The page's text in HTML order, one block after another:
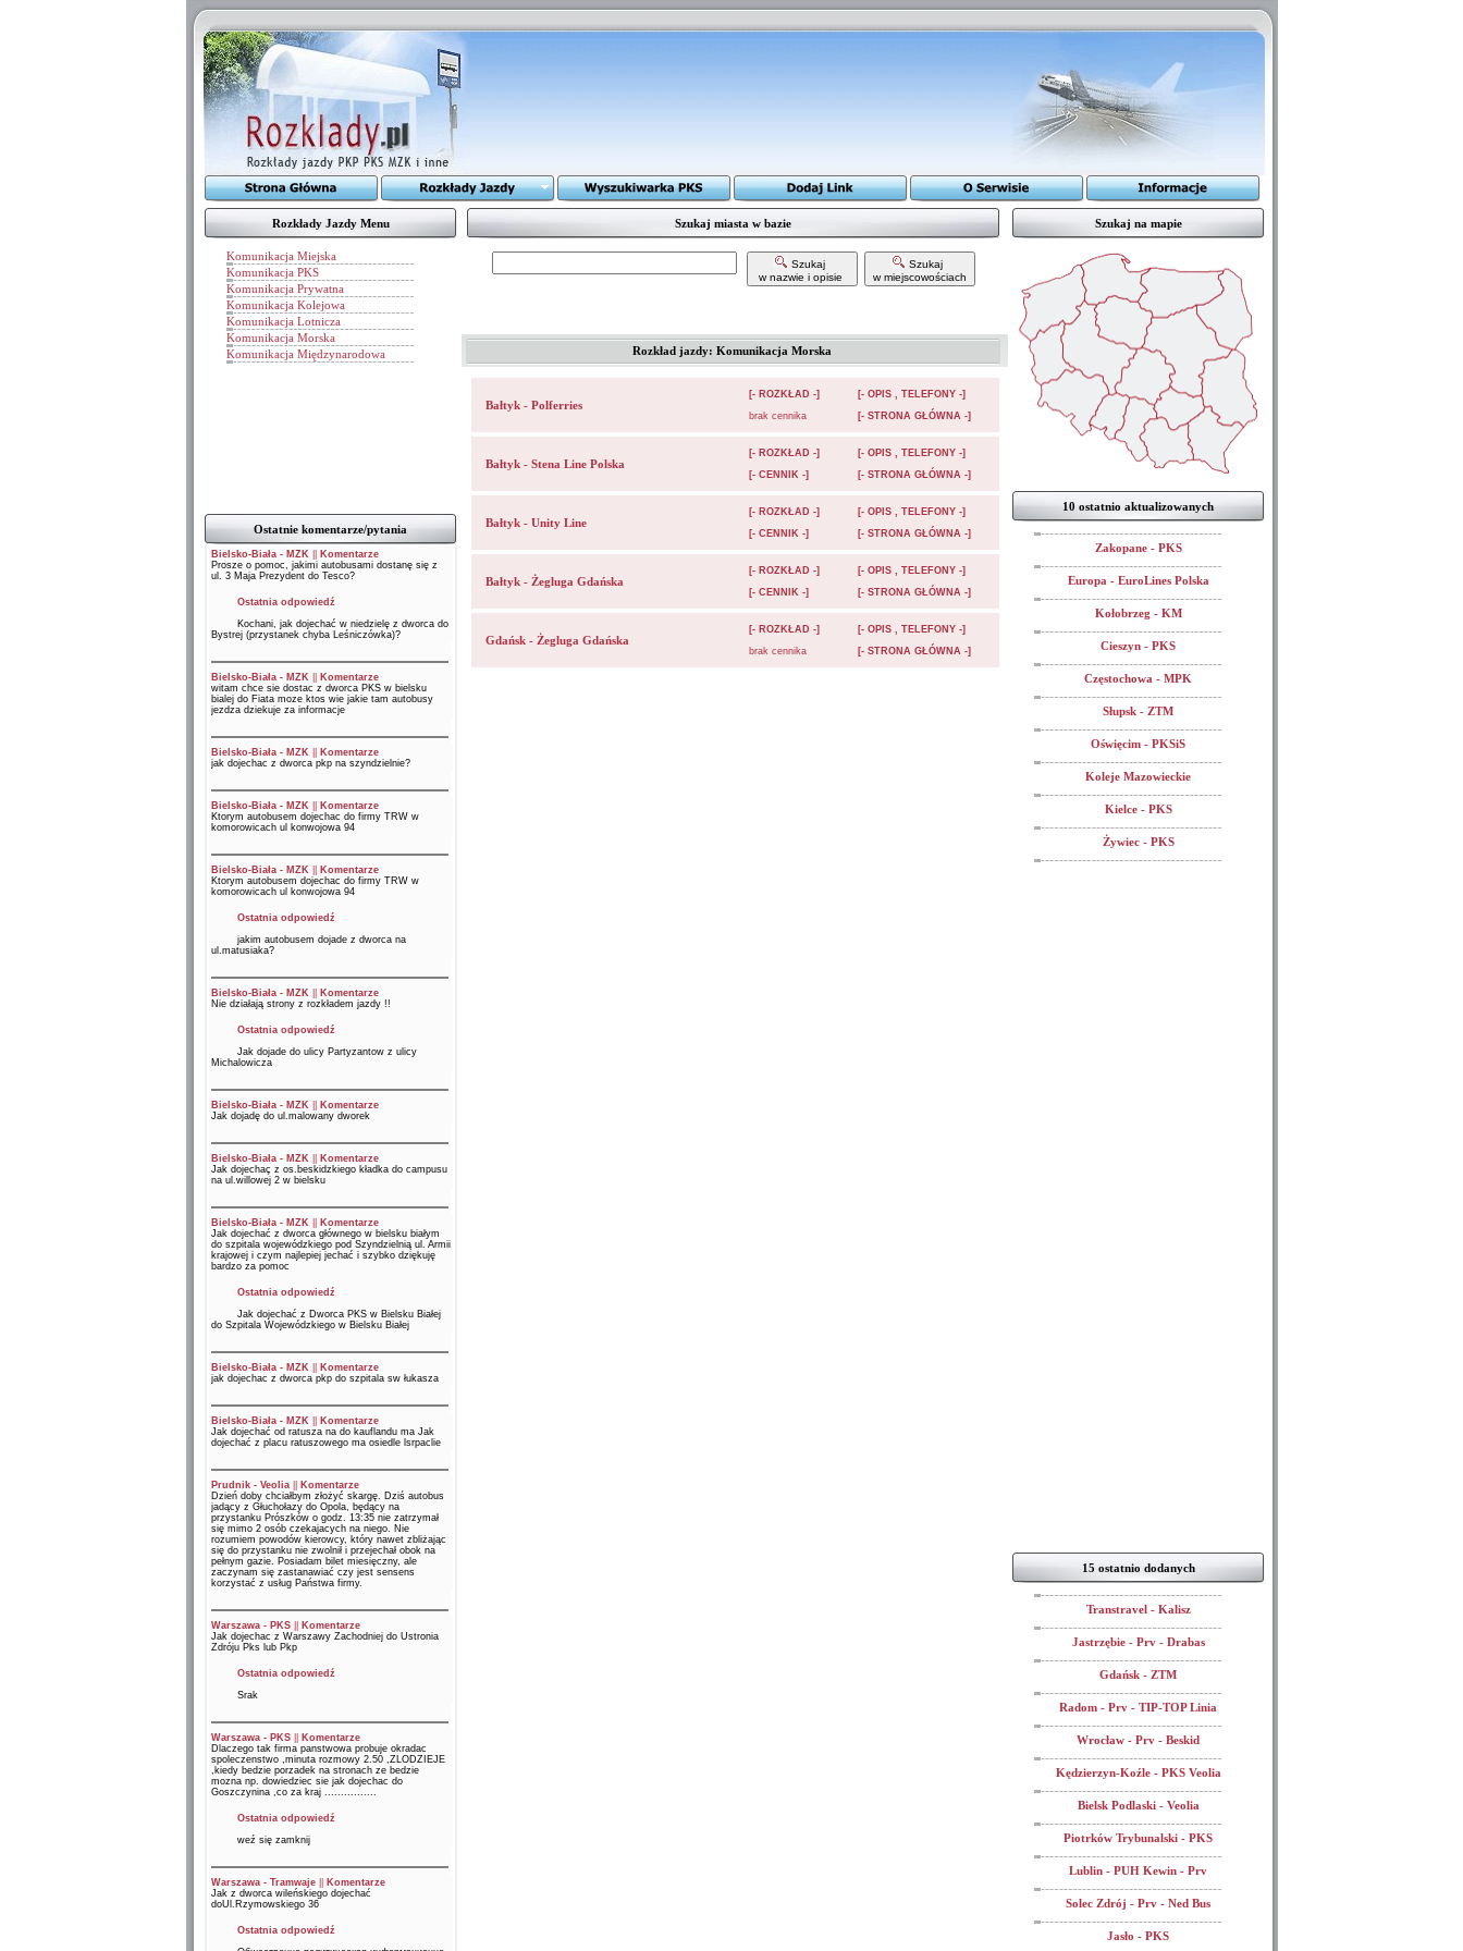
Rozkłady Jazdy Menu
Komunikacja Miejska
Komunikacja PKS
Komunikacja Prywatna
Komunikacja Kolejowa
Komunikacja Lotnicza
Komunikacja Morska
Komunikacja Międzynarodowa
Ostatnie komentarze/pytania
Bielsko-Biała - MZK||
Komentarze
Prosze o pomoc, jakimi autobusami dostanę się z
ul. 3 Maja Prezydent do Tesco?
Ostatnia odpowiedź
Kochani, jak dojechać w niedzielę z dworca do
Bystrej (przystanek chyba Leśniczówka)?
Bielsko-Biała - MZK||
Komentarze
witam chce sie dostac z dworca PKS w bielsku
bialej do Fiata moze ktos wie jakie tam autobusy
jezdza dziekuje za informacje
Bielsko-Biała - MZK||
Komentarze
jak dojechac z dworca pkp na szyndzielnie?
Bielsko-Biała - MZK||
Komentarze
Ktorym autobusem dojechac do firmy TRW w
komorowicach ul konwojowa 94
Bielsko-Biała - MZK||
Komentarze
Ktorym autobusem dojechac do firmy TRW w
komorowicach ul konwojowa 94
Ostatnia odpowiedź
jakim autobusem dojade z dworca na
ul.matusiaka?
Bielsko-Biała - MZK||
Komentarze
Nie działają strony z rozkładem jazdy !!
Ostatnia odpowiedź
Jak dojade do ulicy Partyzantow z ulicy
Michalowicza
Bielsko-Biała - MZK||
Komentarze
Jak dojadę do ul.malowany dworek
Bielsko-Biała - MZK||
Komentarze
Jak dojechaç z os.beskidzkiego kładka do campusu
na ul.willowej 2 w bielsku
Bielsko-Biała - MZK||
Komentarze
Jak dojechać z dworca głównego w bielsku białym
do szpitala wojewódzkiego pod Szyndzielnią ul. Armii
krajowej i czym najlepiej jechać i szybko dziękuję
bardzo za pomoc
Ostatnia odpowiedź
Jak dojechać z Dworca PKS w Bielsku Białej
do Szpitala Wojewódzkiego w Bielsku Białej
Bielsko-Biała - MZK||
Komentarze
jak dojechac z dworca pkp do szpitala sw łukasza
Bielsko-Biała - MZK||
Komentarze
Jak dojechać od ratusza na do kauflandu ma Jak
dojechać z placu ratuszowego ma osiedle lsrpaclie
Prudnik - Veolia||
Komentarze
Dzień doby chciałbym złożyć skargę. Dziś autobus
jadący z Głuchołazy do Opola, będący na
przystanku Prószków o godz. 13:35 nie zatrzymał
się mimo 2 osób czekajacych na niego. Nie
rozumiem powodów kierowcy, który nawet zbliżając
się do przystanku nie zwolnił i przejechał obok na
pełnym gazie. Posiadam bilet miesięczny, ale
zaczynam się zastanawiać czy jest sensens
korzystać z usług Państwa firmy.
Warszawa - PKS||
Komentarze
Jak dojechac z Warszawy Zachodniej do Ustronia
Zdróju Pks lub Pkp
Ostatnia odpowiedź
Srak
Warszawa - PKS||
Komentarze
Dlaczego tak firma panstwowa probuje okradac
spoleczenstwo ,minuta rozmowy 2.50 ,ZLODZIEJE
,kiedy bedzie porzadek na stronach ze bedzie
mozna np. dowiedziec sie jak dojechac do
Goszczynina ,co za kraj ................
Ostatnia odpowiedź
weź się zamknij
Warszawa - Tramwaje||
Komentarze
Jak z dworca wileńskiego dojechać
doUl.Rzymowskiego 36
Ostatnia odpowiedź
Szukaj miasta w bazie
Szukaj
w nazwie i opisie
Szukaj
w miejscowościach
Rozkład jazdy: Komunikacja Morska
Bałtyk - Polferries
[- ROZKŁAD -]
brak cennika
[- OPIS , TELEFONY -]
[- STRONA GŁÓWNA -]
Bałtyk - Stena Line Polska
[- ROZKŁAD -]
[- CENNIK -]
[- OPIS , TELEFONY -]
[- STRONA GŁÓWNA -]
Bałtyk - Unity Line
[- ROZKŁAD -]
[- CENNIK -]
[- OPIS , TELEFONY -]
[- STRONA GŁÓWNA -]
Bałtyk - Żegluga Gdańska
[- ROZKŁAD -]
[- CENNIK -]
[- OPIS , TELEFONY -]
[- STRONA GŁÓWNA -]
Gdańsk - Żegluga Gdańska
[- ROZKŁAD -]
brak cennika
[- OPIS , TELEFONY -]
[- STRONA GŁÓWNA -]
Szukaj na mapie
10 ostatnio aktualizowanych
Zakopane - PKS
Europa - EuroLines Polska
Kołobrzeg - KM
Cieszyn - PKS
Częstochowa - MPK
Słupsk - ZTM
Oświęcim - PKSiS
Koleje Mazowieckie
Kielce - PKS
Żywiec - PKS
15 ostatnio dodanych
Transtravel - Kalisz
Jastrzębie - Prv - Drabas
Gdańsk - ZTM
Radom - Prv - TIP-TOP Linia
Wrocław - Prv - Beskid
Kędzierzyn-Koźle - PKS Veolia
Bielsk Podlaski - Veolia
Piotrków Trybunalski - PKS
Lublin - PUH Kewin - Prv
Solec Zdrój - Prv - Ned Bus
Jasło - PKS